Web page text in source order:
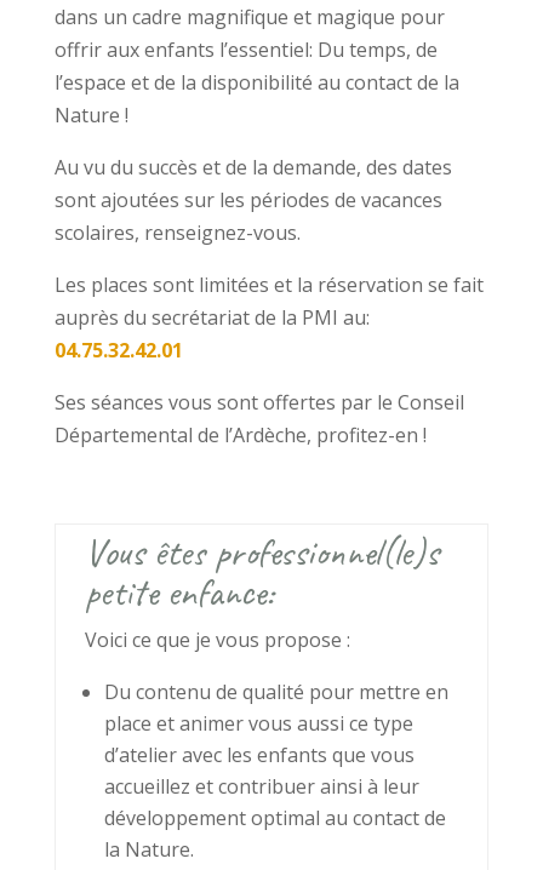
dans un cadre magnifique et magique pour
offrir aux enfants l’essentiel: Du temps, de
l’espace et de la disponibilité au contact de la
Nature !
Au vu du succès et de la demande, des dates
sont ajoutées sur les périodes de vacances
scolaires, renseignez-vous.
Les places sont limitées et la réservation se fait
auprès du secrétariat de la PMI au:
04.75.32.42.01
Ses séances vous sont offertes par le Conseil
Départemental de l’Ardèche, profitez-en !
Vous êtes professionnel(le)s
petite enfance:
Voici ce que je vous propose :
Du contenu de qualité pour mettre en
place et animer vous aussi ce type
d’atelier avec les enfants que vous
accueillez et contribuer ainsi à leur
développement optimal au contact de
la Nature.